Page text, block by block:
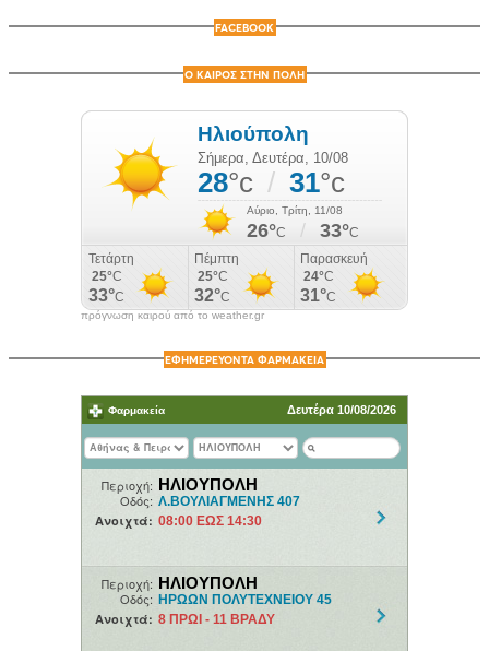
FACEBOOK
Ο ΚΑΙΡΟΣ ΣΤΗΝ ΠΟΛΗ
πρόγνωση καιρού από το weather.gr
ΕΦΗΜΕΡΕΥΟΝΤΑ ΦΑΡΜΑΚΕΙΑ